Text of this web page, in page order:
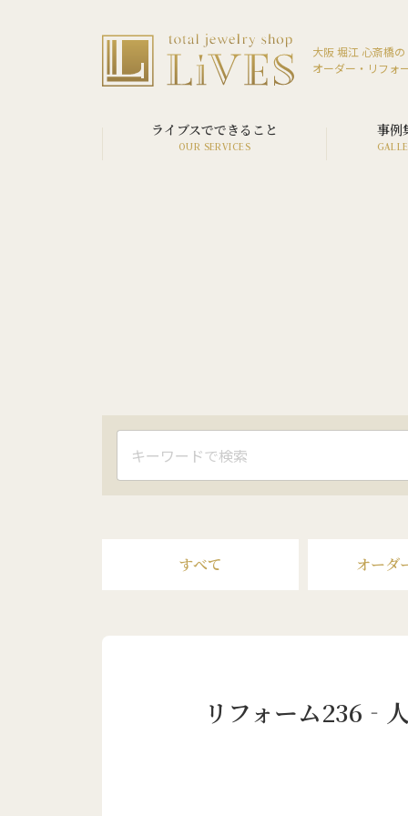
大阪 堀江 心斎橋の
オーダー・リフォ
ライブスでできること 事例
すべて オーダ
リフォーム236‐